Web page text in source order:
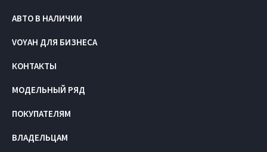
АВТО В НАЛИЧИИ
VOYAH ДЛЯ БИЗНЕСА
КОНТАКТЫ
МОДЕЛЬНЫЙ РЯД
ПОКУПАТЕЛЯМ
ВЛАДЕЛЬЦАМ